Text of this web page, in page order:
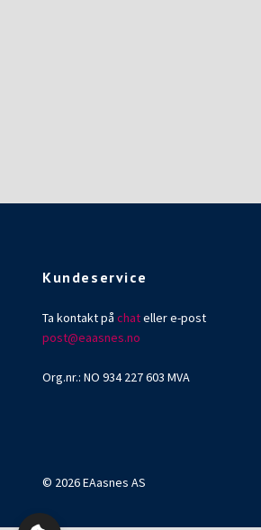
Kundeservice
Ta kontakt på chateller e-post
post@eaasnes.no
Org.nr.: NO 934 227 603 MVA
© 2026 EAasnes AS